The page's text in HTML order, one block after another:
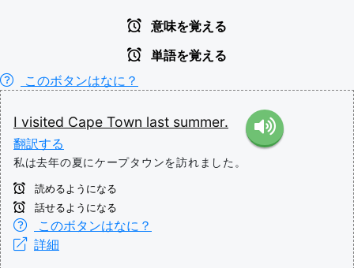
意味を覚える
単語を覚える
このボタンはなに？
I visited Cape Town last summer.
翻訳する
私は去年の夏にケープタウンを訪れました。
読めるようになる
話せるようになる
このボタンはなに？
詳細